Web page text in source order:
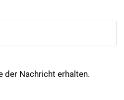
der Nachricht erhalten.